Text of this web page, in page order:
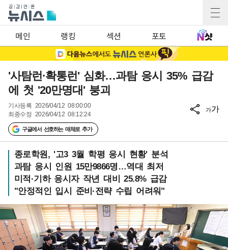
메인 랭킹 섹션 포토
'사탐런·확통런' 심화…과탐 응시 35% 급감
에 첫 '20만명대' 붕괴
기사등록 2026/04/12 08:00:00
최종수정 2026/04/12 08:12:24
구글에서 선호하는 매체로 추가
가가
종로학원, '고3 3월 학평 응시 현황' 분석
과탐 응시 인원 15만9866명…역대 최저
미적·기하 응시자 작년 대비 25.8% 급감
"안정적인 입시 준비·전략 수립 어려워"